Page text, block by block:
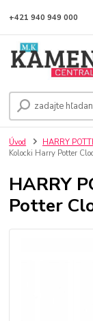
+421 940 949 000
Úvod HARRY
Kolocki Harry Potter
HARRY
Potter